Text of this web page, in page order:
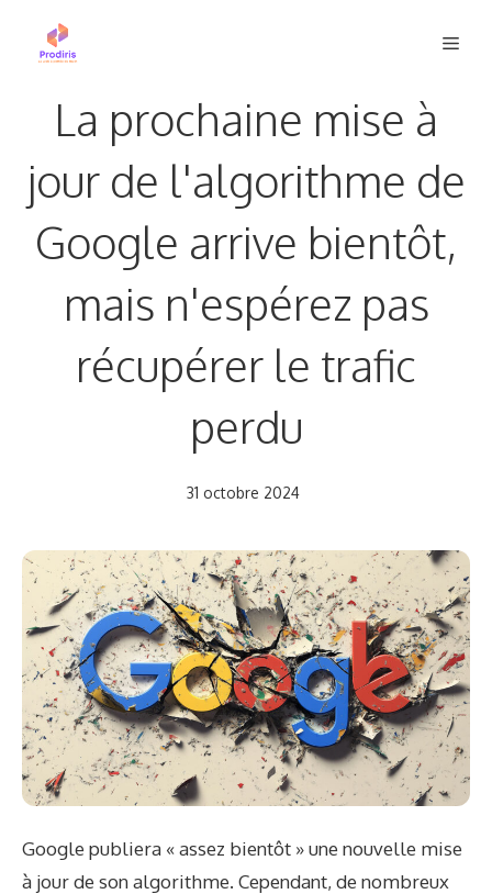
La prochaine mise à
jour de l'algorithme de
Google arrive bientôt,
mais n'espérez pas
récupérer le trafic
perdu
31 octobre 2024
Google publiera « assez bientôt » une nouvelle mise
à jour de son algorithme. Cependant, de nombreux